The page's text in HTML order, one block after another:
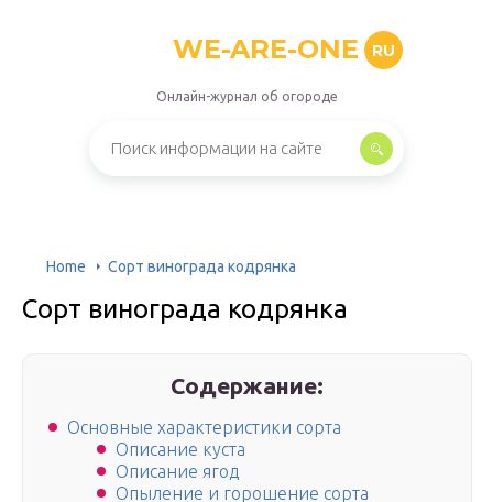
WE-ARE-ONE RU
Онлайн-журнал об огороде
Home Сорт винограда кодрянка
Сорт винограда кодрянка
Содержание:
Основные характеристики сорта
Описание куста
Описание ягод
Опыление и горошение сорта